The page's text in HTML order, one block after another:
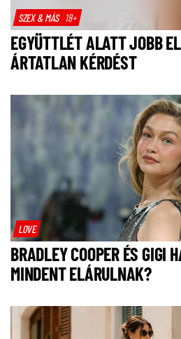
SZEX & MÁS 18+
EGYÜTTLÉT ALATT JOBB
ÁRTATLAN KÉRDÉST
LOVE
BRADLEY COOPER ÉS GIGI
MINDENT ELÁRULNAK?